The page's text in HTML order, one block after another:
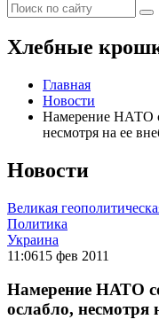
Хлебные
Главная
Новости
Намерение НАТО
несмотря на ее
Новости
Великая
Политика
Украина
11:0615 фев 2011
Намерение НАТО
ослабло, несмотря